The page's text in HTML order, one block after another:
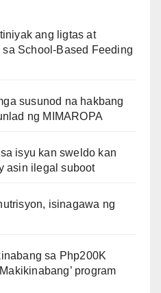
ang ligtas at
School-Based Feeding
susunod na hakbang
ng MIMAROPA
isyu kan sweldo kan
asin ilegal suboot
isinagawa ng
sa Php200K
program